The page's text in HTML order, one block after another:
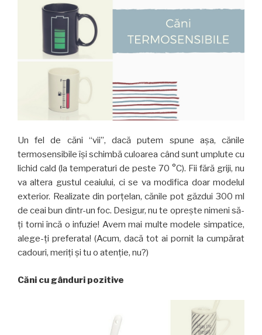
Un fel de căni “vii”, dacă putem spune așa, cănile
termosensibile își schimbă culoarea când sunt umplute cu
lichid cald (la temperaturi de peste 70 °C). Fii fără griji, nu
va altera gustul ceaiului, ci se va modifica doar modelul
exterior. Realizate din porțelan, cănile pot găzdui 300 ml
de ceai bun dintr-un foc. Desigur, nu te oprește nimeni să-
ți torni încă o infuzie! Avem mai multe modele simpatice,
alege-ți preferata! (Acum, dacă tot ai pornit la cumpărat
cadouri, meriți și tu o atenție, nu?)
Căni cu gânduri pozitive